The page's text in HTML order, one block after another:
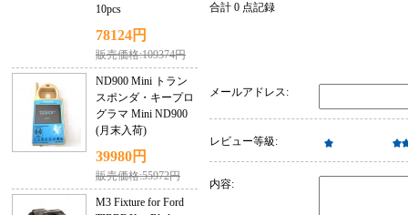
10pcs
78124円
販売価格:109374円
ND900 Mini トラン
スポンダ・キープロ
グラマ Mini ND900
(月末入荷)
39980円
販売価格:55972円
M3 Fixture for Ford
合計 0 点記録
メールアドレス:
レビュー等級:
内容: